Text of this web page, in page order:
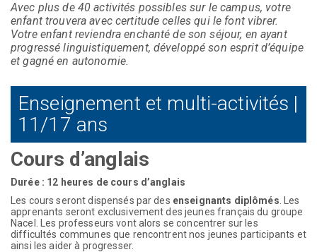
Avec plus de 40 activités possibles sur le campus, votre
enfant trouvera avec certitude celles qui le font vibrer.
Votre enfant reviendra enchanté de son séjour, en ayant
progressé linguistiquement, développé son esprit d’équipe
et gagné en autonomie.
Enseignement et multi-activités |
11/17 ans
Cours d’anglais
Durée : 12 heures de cours d’anglais
Les cours seront dispensés par des enseignants diplômés . Les
apprenants seront exclusivement des jeunes français du groupe
Nacel. Les professeurs vont alors se concentrer sur les
difficultés communes que rencontrent nos jeunes participants et
ainsi les aider à progresser.